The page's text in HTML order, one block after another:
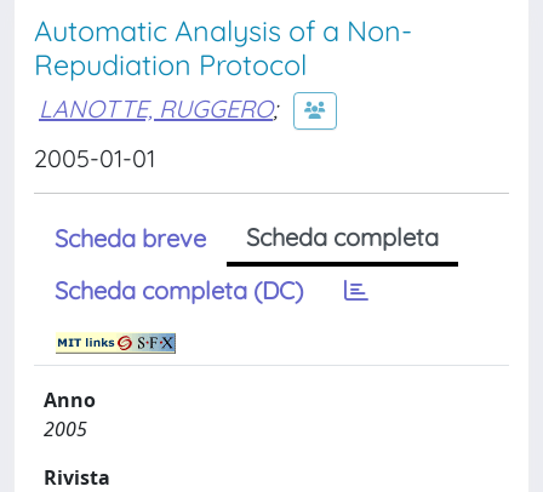
Automatic Analysis of a Non-
Repudiation Protocol
LANOTTE, RUGGERO;
2005-01-01
Scheda breve
Scheda completa
Scheda completa (DC)
Anno
2005
Rivista